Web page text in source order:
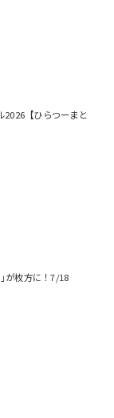
2026【ひらつーまと
が枚方に！7/18